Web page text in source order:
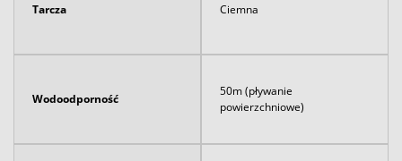
Tarcza Ciemna
Wodoodporność
50m (pływanie
powierzchniowe)